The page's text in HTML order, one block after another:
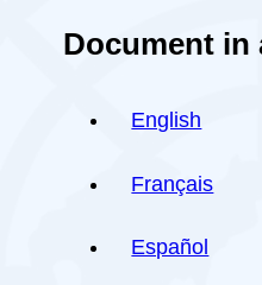
Document in
English
Français
Español